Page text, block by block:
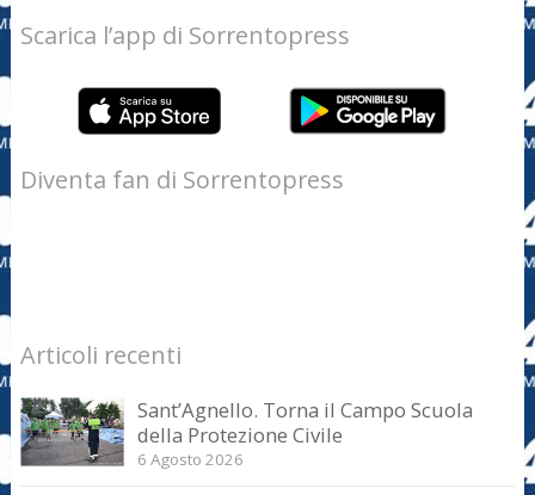
Scarica l’app di Sorrentopress
Diventa fan di Sorrentopress
Articoli recenti
Sant’Agnello. Torna il Campo Scuola
della Protezione Civile
6 Agosto 2026